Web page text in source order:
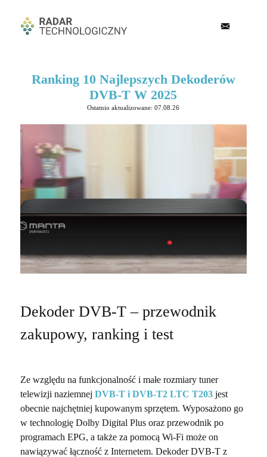
Ranking 10 Najlepszych Dekoderów
DVB-T W 2025
Ostatnio aktualizowane: 07.08.26
Dekoder DVB-T – przewodnik
zakupowy, ranking i test
Ze względu na funkcjonalność i małe rozmiary tuner
telewizji naziemnej DVB-T i DVB-T2 LTC T203jest
obecnie najchętniej kupowanym sprzętem. Wyposażono go
w technologię Dolby Digital Plus oraz przewodnik po
programach EPG, a także za pomocą Wi-Fi może on
nawiązywać łączność z Internetem. Dekoder DVB-T z